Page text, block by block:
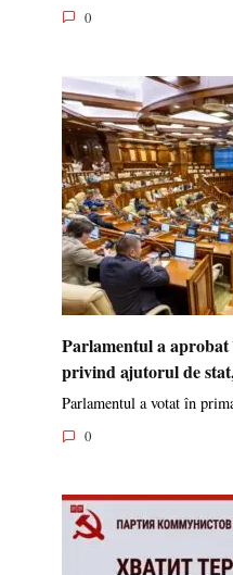
0
Parlamentul a
privind ajutorul de
Parlamentul a votat în
0